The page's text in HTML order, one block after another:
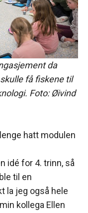
da
få fiskene til
Foto: Øivind
hatt modulen
idé for 4. trinn, så
til en
la jeg også hele
kollega Ellen